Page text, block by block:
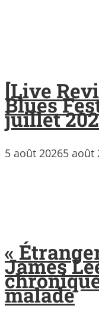
[Live
Blues
juillet
5 août 20265 août
«
James
malade